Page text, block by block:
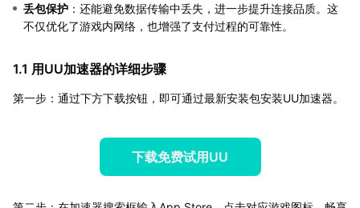
丢包保护 ：还能避免数据传输中丢失，进一步提升连接品质。这
不仅优化了游戏内网络，也增强了支付过程的可靠性。
1.1 用UU加速器的详细步骤
第一步：通过下方下载按钮，即可通过最新安装包安装UU加速器。
下载免费试用UU